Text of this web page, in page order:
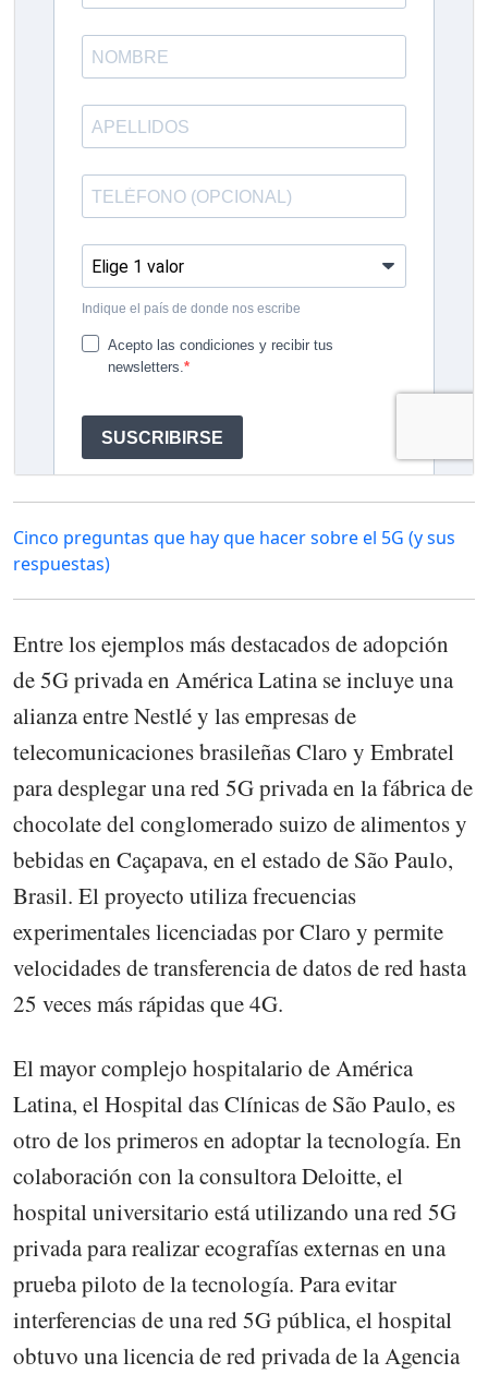
Cinco preguntas que hay que hacer sobre el 5G (y sus
respuestas)
Entre los ejemplos más destacados de adopción
de 5G privada en América Latina se incluye una
alianza entre Nestlé y las empresas de
telecomunicaciones brasileñas Claro y Embratel
para desplegar una red 5G privada en la fábrica de
chocolate del conglomerado suizo de alimentos y
bebidas en Caçapava, en el estado de São Paulo,
Brasil. El proyecto utiliza frecuencias
experimentales licenciadas por Claro y permite
velocidades de transferencia de datos de red hasta
25 veces más rápidas que 4G.
El mayor complejo hospitalario de América
Latina, el Hospital das Clínicas de São Paulo, es
otro de los primeros en adoptar la tecnología. En
colaboración con la consultora Deloitte, el
hospital universitario está utilizando una red 5G
privada para realizar ecografías externas en una
prueba piloto de la tecnología. Para evitar
interferencias de una red 5G pública, el hospital
obtuvo una licencia de red privada de la Agencia